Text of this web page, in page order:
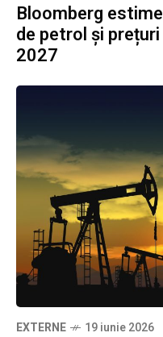
Bloomberg
de petrol și
2027
EXTERNE 19 iunie 2026